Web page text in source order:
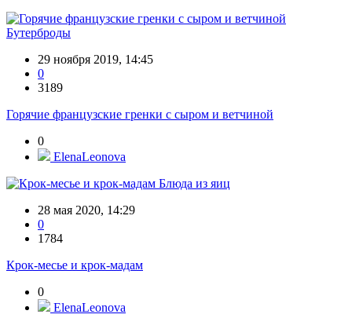
Бутерброды
29 ноября 2019, 14:45
0
3189
Горячие французские гренки с сыром и ветчиной
0
ElenaLeonova
Блюда из яиц
28 мая 2020, 14:29
0
1784
Крок-месье и крок-мадам
0
ElenaLeonova